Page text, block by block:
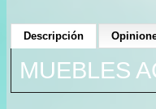
Descripción
MUEBLES